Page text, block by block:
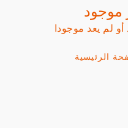
موجود
أو لم يعد موجودا
الرئيسية